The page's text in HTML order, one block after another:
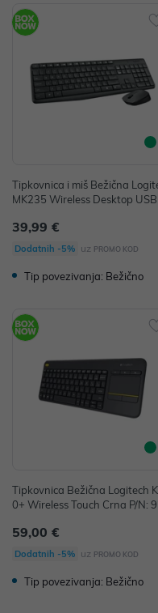
Tipkovnica i miš Bežična
MK235 Wireless Desktop USB
39,99 €
Dodatnih -5% uz PROMO KOD
Tip povezivanja: Bežično
Tipkovnica Bežična Logitech
0+ Wireless Touch Crna P/N:
59,00 €
Dodatnih -5% uz PROMO KOD
Tip povezivanja: Bežično